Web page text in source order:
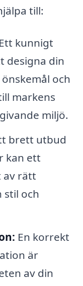
till:
Ett kunnigt
designa din
och
markens
miljö.
brett utbud
kan ett
av rätt
stil och
En korrekt
är
av din